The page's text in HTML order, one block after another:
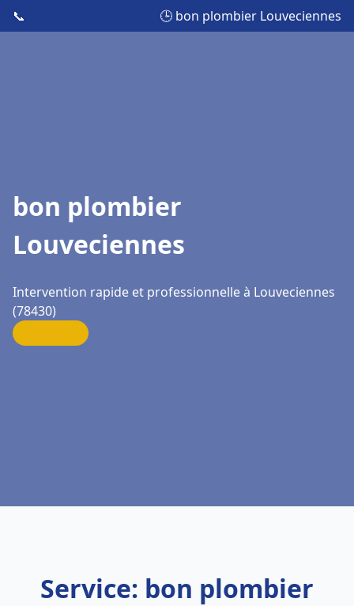
📞 🕒 bon plombier Louveciennes
bon plombier
Louveciennes
Intervention rapide et professionnelle à Louveciennes
(78430)
Service: bon plombier